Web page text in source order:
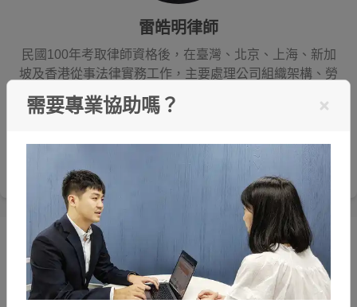
雷皓明律師
民國100年考取律師資格後，在臺灣、北京、上海、新加
坡及香港從事法律實務工作，主要處理公司組織架構、勞
僱關係及仲裁程序，執業以來經手超過百間上市、未上市
公司之相關爭議。訴訟方面擅長處理家事及繼承案件，自
上述類型案件，成功協助當事人爭取法律上應有的權益及
編輯精選
需要專業協助嗎？